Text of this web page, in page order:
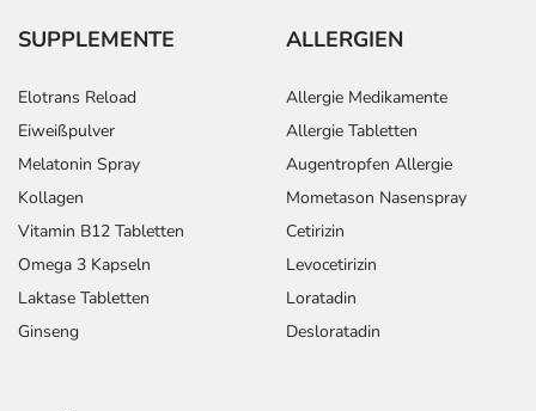
SUPPLEMENTE
Elotrans Reload
Eiweißpulver
Melatonin Spray
Kollagen
Vitamin B12 Tabletten
Omega 3 Kapseln
Laktase Tabletten
Ginseng
ALLERGIEN
Allergie Medikamente
Allergie Tabletten
Augentropfen Allergie
Mometason Nasenspray
Cetirizin
Levocetirizin
Loratadin
Desloratadin